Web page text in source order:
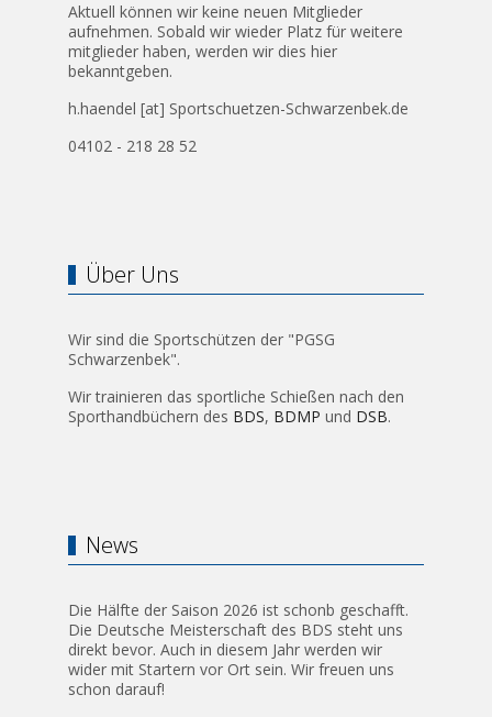
Aktuell können wir keine neuen Mitglieder
aufnehmen. Sobald wir wieder Platz für weitere
mitglieder haben, werden wir dies hier
bekanntgeben.
h.haendel [at] Sportschuetzen-Schwarzenbek.de
04102 - 218 28 52
Über Uns
Wir sind die Sportschützen der "PGSG
Schwarzenbek".
Wir trainieren das sportliche Schießen nach den
Sporthandbüchern des BDS, BDMP und DSB.
News
Die Hälfte der Saison 2026 ist schonb geschafft.
Die Deutsche Meisterschaft des BDS steht uns
direkt bevor. Auch in diesem Jahr werden wir
wider mit Startern vor Ort sein. Wir freuen uns
schon darauf!